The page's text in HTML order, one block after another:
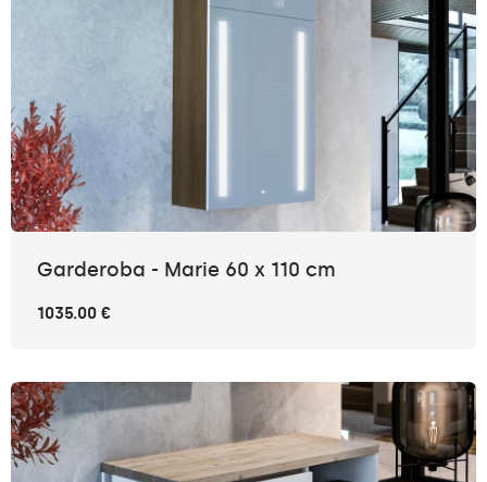
Garderoba - Marie 60 x 110 cm
1035.00 €